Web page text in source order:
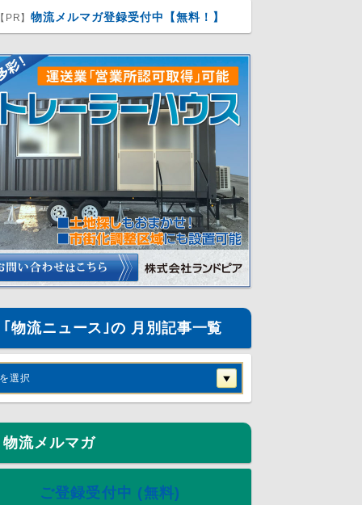
PR】物流メルマガ登録受付中【無料！】
｢物流ニュース｣の 月別記事一覧
選択
物流メルマガ
ご登録受付中 (無料)